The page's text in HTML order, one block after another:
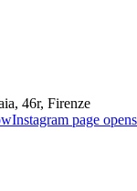
46r, Firenze
Instagram page